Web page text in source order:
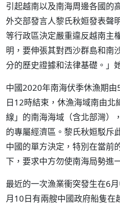
引起越南以及南海周邊各國的
外交部發言人黎氏秋姮發表聲
等行政區決定嚴重違反越南主
明，要伸張其對西沙群島和南
分的歷史證據和法律基礎。」
中國2020年南海伏季休漁期
日12時結束，休漁海域南由
線」的南海海域（含北部灣）
的專屬經濟區。黎氏秋姮駁斥
中國的單方決定，特別在當前
下，要求中方勿使南海局勢進
最近的一次漁業衝突發生在6
月10日有兩艘中國政府船隻在